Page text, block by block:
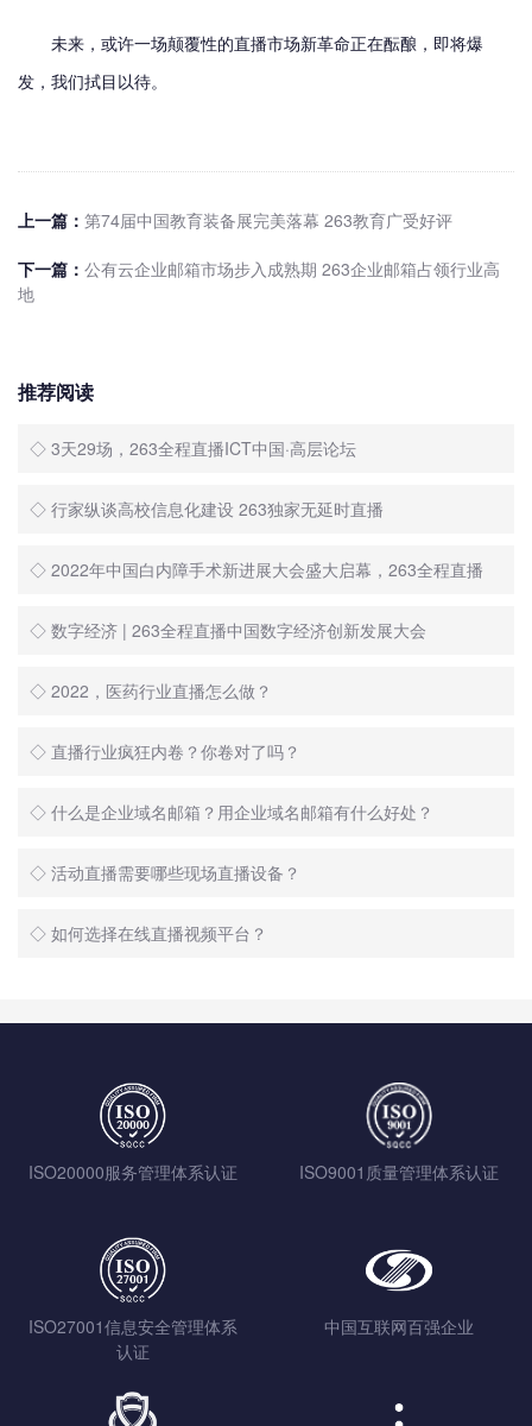
未来，或许一场颠覆性的直播市场新革命正在酝酿，即将爆
发，我们拭目以待。
上一篇： 第74届中国教育装备展完美落幕 263教育广受好评
下一篇： 公有云企业邮箱市场步入成熟期 263企业邮箱占领行业高
地
推荐阅读
◇ 3天29场，263全程直播ICT中国·高层论坛
◇ 行家纵谈高校信息化建设 263独家无延时直播
◇ 2022年中国白内障手术新进展大会盛大启幕，263全程直播
◇ 数字经济 | 263全程直播中国数字经济创新发展大会
◇ 2022，医药行业直播怎么做？
◇ 直播行业疯狂内卷？你卷对了吗？
◇ 什么是企业域名邮箱？用企业域名邮箱有什么好处？
◇ 活动直播需要哪些现场直播设备？
◇ 如何选择在线直播视频平台？
ISO20000服务管理体系认证 ISO9001质量管理体系认证
ISO27001信息安全管理体系
认证
中国互联网百强企业